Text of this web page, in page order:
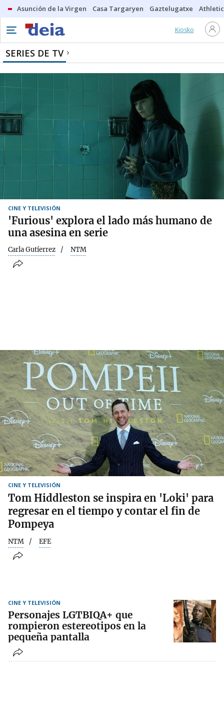
Asunción de la Virgen Casa Targaryen Gaztelugatxe Athletic
Kiosko
SERIES DE TV
CINE Y TELEVISIÓN
'Furious' explora el lado más humano de
una asesina en serie
Carla Gutíerrez NTM
CINE Y TELEVISIÓN
Tom Hiddleston se inspira en 'Loki' para
regresar en el tiempo y contar el fin de
Pompeya
NTM EFE
CINE Y TELEVISIÓN
Personajes LGTBIQA+ que
rompieron estereotipos en la
pequeña pantalla